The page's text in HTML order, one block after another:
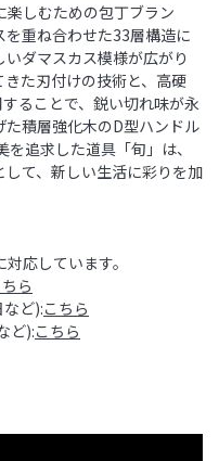
しむための包丁ブラン
を重ね合わせた33層構造に
ダマスカス模様が広がり
た刃付けの技術と、高硬
ることで、鋭い切れ味が永
た積層強化木のD型ハンドル
追求した道具「旬」は、
て、新しい生活に彩りを加
応しています。
ら
ど):こちら
ど):こちら